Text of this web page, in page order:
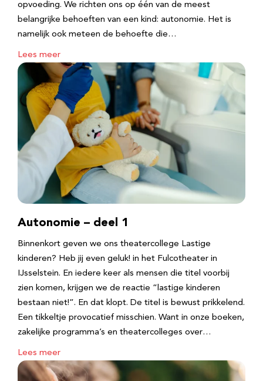
opvoeding. We richten ons op één van de meest
belangrijke behoeften van een kind: autonomie. Het is
namelijk ook meteen de behoefte die…
Lees meer
Autonomie – deel 1
Binnenkort geven we ons theatercollege Lastige
kinderen? Heb jij even geluk! in het Fulcotheater in
IJsselstein. En iedere keer als mensen die titel voorbij
zien komen, krijgen we de reactie “lastige kinderen
bestaan niet!”. En dat klopt. De titel is bewust prikkelend.
Een tikkeltje provocatief misschien. Want in onze boeken,
zakelijke programma’s en theatercolleges over…
Lees meer